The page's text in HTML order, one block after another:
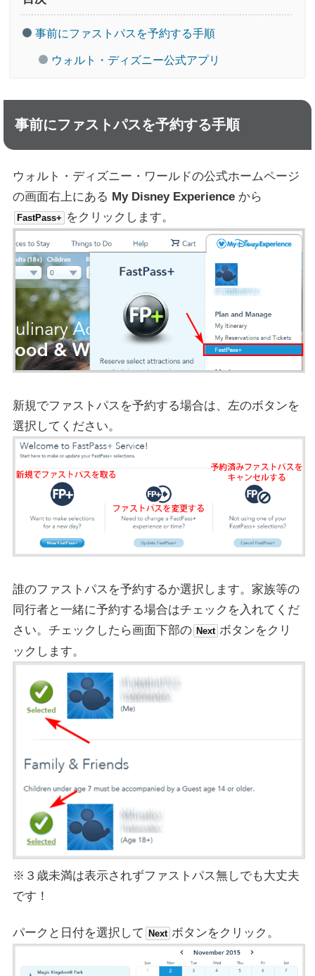
事前にファストパスを予約する手順
ウォルト・ディズニー公式アプリ
事前にファストパスを予約する手順
ウォルト・ディズニー・ワールドの公式ホームページ
の画面右上にある My Disney Experience から
FastPass+ をクリックします。
新規でファストパスを予約する場合は、左のボタンを
選択してください。
誰のファストパスを予約するか選択します。家族等の
同行者と一緒に予約する場合はチェックを入れてくだ
さい。チェックしたら画面下部の Next ボタンをクリ
ックします。
※３歳未満は表示されずファストパス無しでも大丈夫
です！
パークと日付を選択して Next ボタンをクリック。